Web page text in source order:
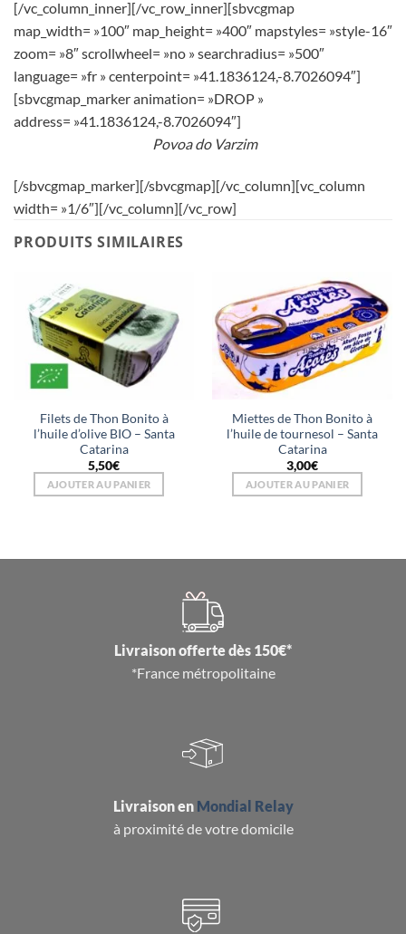
[/vc_column_inner][/vc_row_inner][sbvcgmap
map_width= »100″ map_height= »400″ mapstyles= »style-16″
zoom= »8″ scrollwheel= »no » searchradius= »500″
language= »fr » centerpoint= »41.1836124,-8.7026094″]
[sbvcgmap_marker animation= »DROP »
address= »41.1836124,-8.7026094″]
Povoa do Varzim
[/sbvcgmap_marker][/sbvcgmap][/vc_column][vc_column
width= »1/6″][/vc_column][/vc_row]
PRODUITS SIMILAIRES
Filets de Thon Bonito à
l’huile d’olive BIO – Santa
Catarina
5,50€
AJOUTER AU PANIER
Miettes de Thon Bonito à
l’huile de tournesol – Santa
Catarina
3,00€
AJOUTER AU PANIER
Livraison offerte dès 150€*
*France métropolitaine
Livraison en Mondial Relay
à proximité de votre domicile